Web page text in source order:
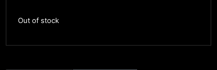
Out of stock